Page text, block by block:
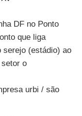
DF no Ponto
que liga
serejo (estádio) ao
o
urbi / são